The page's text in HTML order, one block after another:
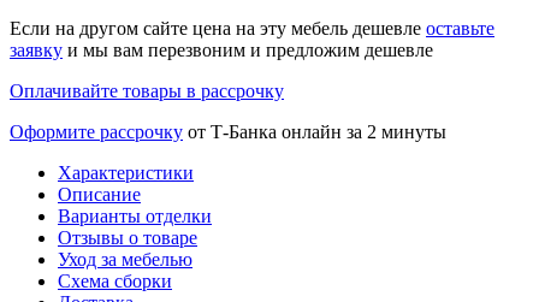
Если на другом сайте цена на эту мебель дешевле оставьте
заявку и мы вам перезвоним и предложим дешевле
Оплачивайте товары в рассрочку
Оформите рассрочку от Т-Банка онлайн за 2 минуты
Характеристики
Описание
Варианты отделки
Отзывы о товаре
Уход за мебелью
Схема сборки